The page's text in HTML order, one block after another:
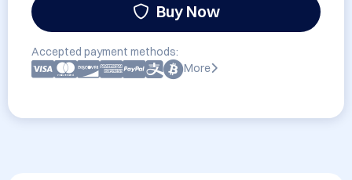
Buy Now
Accepted payment methods:
More